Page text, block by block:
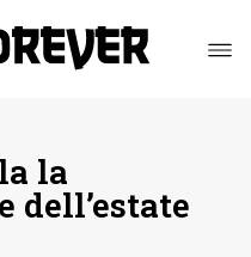
la
dell’estate